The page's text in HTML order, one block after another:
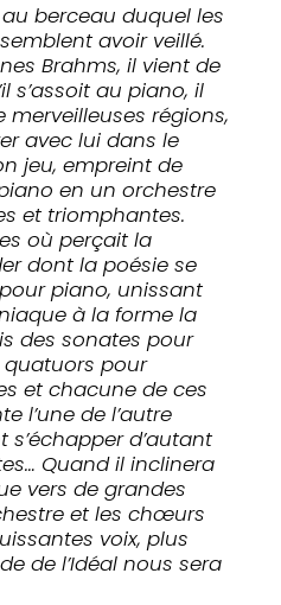
berceau duquel les
avoir veillé.
Brahms, il vient de
s’assoit au piano, il
régions,
avec lui dans le
jeu, empreint de
en un orchestre
et triomphantes.
où perçait la
dont la poésie se
piano, unissant
à la forme la
des sonates pour
quatuors pour
et chacune de ces
l’une de l’autre
s’échapper d’autant
Quand il inclinera
vers de grandes
et les chœurs
voix, plus
de l’Idéal nous sera